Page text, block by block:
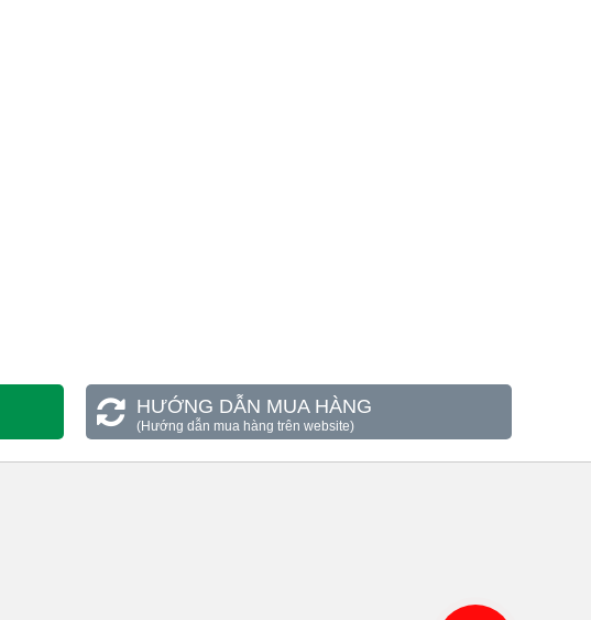
HƯỚNG DẪN MUA HÀNG
(Hướng dẫn mua hàng trên website)